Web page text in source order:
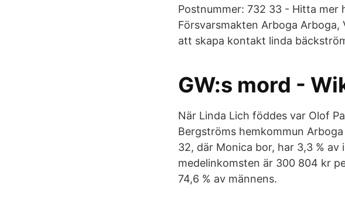
Postnummer: 732 33 - Hitta mer
Försvarsmakten Arboga Arboga,
att skapa kontakt linda
GW:s mord -
När Linda Lich föddes var Olof
Bergströms hemkommun
32, där Monica bor, har 3,3 %
medelinkomsten är 300 804 kr
74,6 % av männens.